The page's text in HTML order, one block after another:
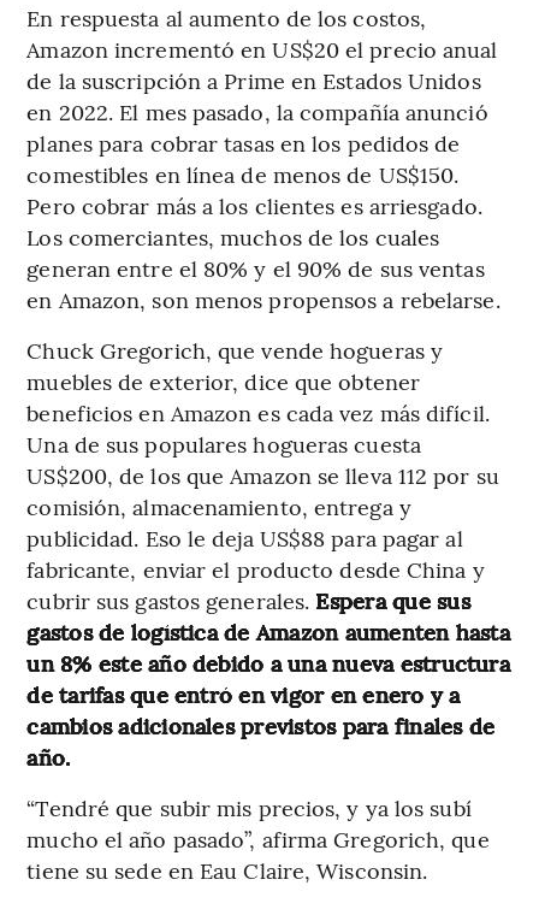
En respuesta al aumento de los costos,
Amazon incrementó en US$20 el precio anual
de la suscripción a Prime en Estados Unidos
en 2022. El mes pasado, la compañía anunció
planes para cobrar tasas en los pedidos de
comestibles en línea de menos de US$150.
Pero cobrar más a los clientes es arriesgado.
Los comerciantes, muchos de los cuales
generan entre el 80% y el 90% de sus ventas
en Amazon, son menos propensos a rebelarse.
Chuck Gregorich, que vende hogueras y
muebles de exterior, dice que obtener
beneficios en Amazon es cada vez más difícil.
Una de sus populares hogueras cuesta
US$200, de los que Amazon se lleva 112 por su
comisión, almacenamiento, entrega y
publicidad. Eso le deja US$88 para pagar al
fabricante, enviar el producto desde China y
cubrir sus gastos generales. Espera que sus
gastos de logística de Amazon aumenten hasta
un 8% este año debido a una nueva estructura
de tarifas que entró en vigor en enero y a
cambios adicionales previstos para finales de
año.
“Tendré que subir mis precios, y ya los subí
mucho el año pasado”, afirma Gregorich, que
tiene su sede en Eau Claire, Wisconsin.